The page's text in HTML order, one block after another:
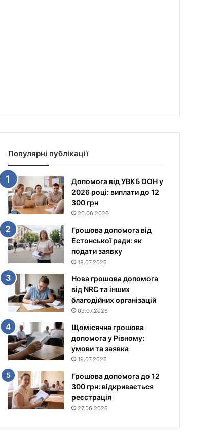
Популярні публікації
Допомога від УВКБ ООН у
2026 році: виплати до 12
300 грн
20.06.2026
Грошова допомога від
Естонської ради: як
подати заявку
18.07.2026
Нова грошова допомога
від NRC та інших
благодійних організацій
09.07.2026
Щомісячна грошова
допомога у Рівному:
умови та заявка
19.07.2026
Грошова допомога до 12
300 грн: відкривається
реєстрація
27.06.2026